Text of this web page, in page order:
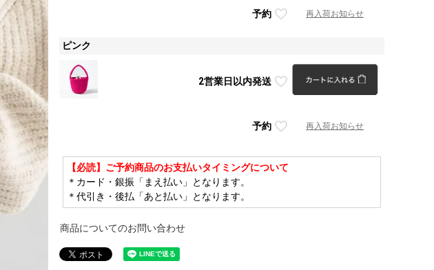
予約 再入荷お知らせ
ピンク
2営業日以内発送
予約 再入荷お知らせ
【必読】ご予約商品のお支払いタイミングについて
＊カード・銀振「まえ払い」となります。
＊代引き・後払「あと払い」となります。
商品についてのお問い合わせ